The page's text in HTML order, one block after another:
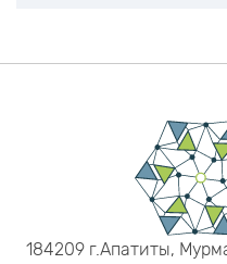
184209 г.Апатиты,